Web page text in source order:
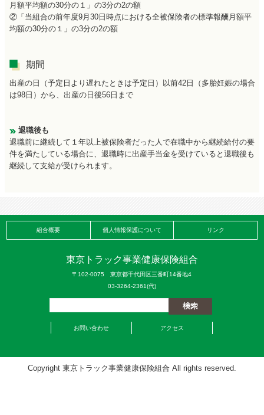
月額平均額の30分の１」の3分の2の額
②「当組合の前年度9月30日時点における全被保険者の標準報酬月額平
均額の30分の１」の3分の2の額
期間
出産の日（予定日より遅れたときは予定日）以前42日（多胎妊娠の場合
は98日）から、出産の日後56日まで
退職後も
退職前に継続して１年以上被保険者だった人で在職中から継続給付の要
件を満たしている場合に、退職時に出産手当金を受けていると退職後も
継続して支給が受けられます。
組合概要 個人情報保護について リンク
東京トラック事業健康保険組合
〒102-0075 東京都千代田区三番町14番地4
03-3264-2361(代)
お問い合わせ アクセス
Copyright 東京トラック事業健康保険組合 All rights reserved.